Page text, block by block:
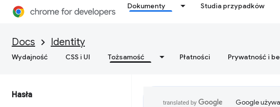
Dokumenty Studia przypadków
Docs Identity
Wydajność CSS i UI Tożsamość Płatności Prywatność i
Hasła
Google